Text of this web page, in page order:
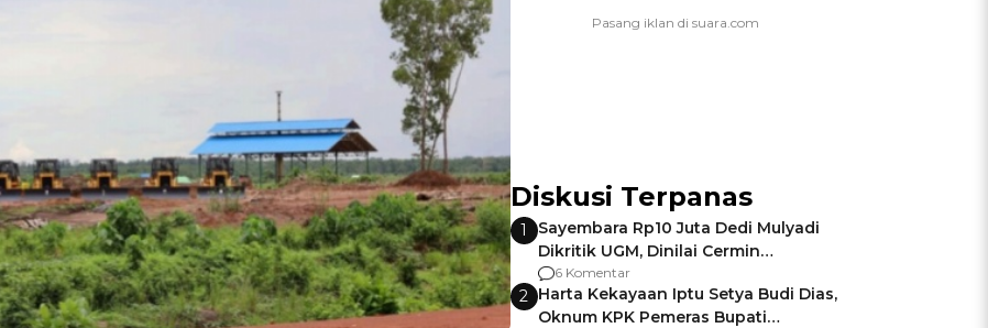
Diskusi Terpanas
1
Sayembara Rp10 Juta Dedi Mulyadi
Dikritik UGM, Dinilai Cermin
Gagalnya Negara Jamin Keamanan
6 Komentar
2 Harta Kekayaan Iptu Setya Budi Dias,
Oknum KPK Pemeras Bupati